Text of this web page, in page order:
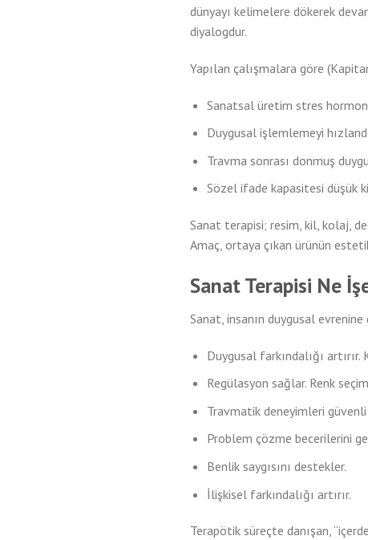
dünyayı kelimelere dökerek
diyalogdur.
Yapılan çalışmalara göre
Sanatsal üretim stres
Duygusal işlemlemeyi
Travma sonrası donmuş
Sözel ifade kapasitesi düşük
Sanat terapisi; resim, kil, kolaj,
Amaç, ortaya çıkan ürünün
Sanat Terapisi Ne
Sanat, insanın duygusal
Duygusal farkındalığı
Regülasyon sağlar. Renk
Travmatik deneyimleri
Problem çözme becerilerini
Benlik saygısını destekler.
İlişkisel farkındalığı artırır.
Terapötik süreçte danışan,